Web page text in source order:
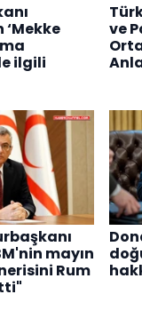
‘Mekke
ilgili
ve
mayın
Rum